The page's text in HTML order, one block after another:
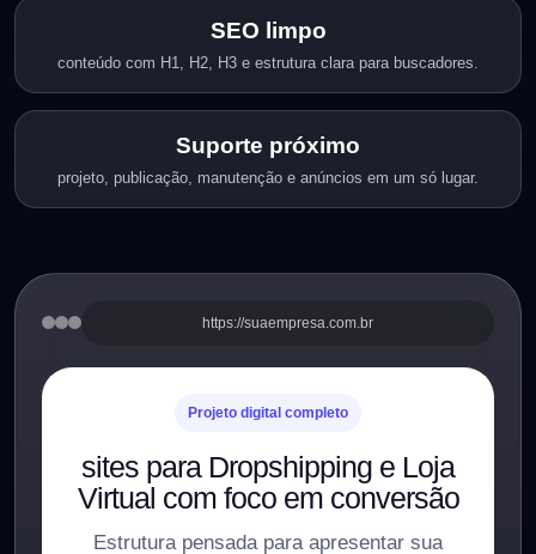
SEO limpo
conteúdo com H1, H2, H3 e estrutura clara para buscadores.
Suporte próximo
projeto, publicação, manutenção e anúncios em um só lugar.
https://suaempresa.com.br
Projeto digital completo
sites para Dropshipping e Loja
Virtual com foco em conversão
Estrutura pensada para apresentar sua